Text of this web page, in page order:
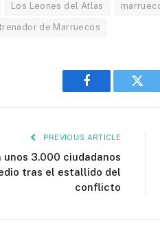
Los Leones del Atlas
de Marruecos
Facebook
PREVIOUS ARTICLE
unos 3.000 ciudadanos
tras el estallido del
conflicto